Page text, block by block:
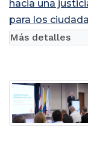
hacia una
para los
Más detalles